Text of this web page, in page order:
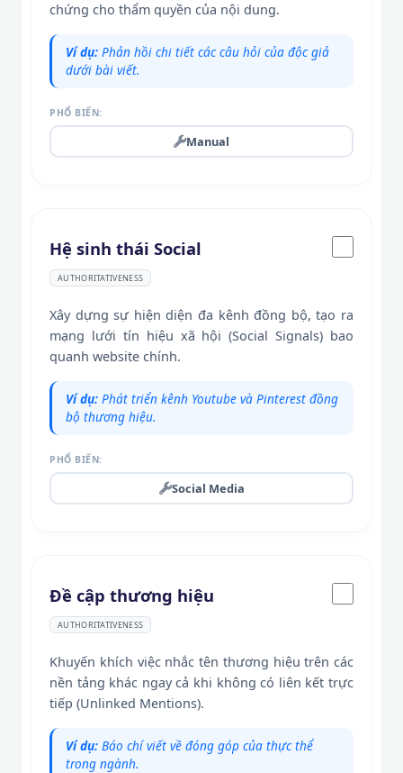
chứng cho thẩm quyền của nội dung.
Ví dụ: Phản hồi chi tiết các câu hỏi của độc giả
dưới bài viết.
PHỔ BIẾN:
Manual
Hệ sinh thái Social
AUTHORITATIVENESS
Xây dựng sự hiện diện đa kênh đồng bộ, tạo ra
mạng lưới tín hiệu xã hội (Social Signals) bao
quanh website chính.
Ví dụ: Phát triển kênh Youtube và Pinterest đồng
bộ thương hiệu.
PHỔ BIẾN:
Social Media
Đề cập thương hiệu
AUTHORITATIVENESS
Khuyến khích việc nhắc tên thương hiệu trên các
nền tảng khác ngay cả khi không có liên kết trực
tiếp (Unlinked Mentions).
Ví dụ: Báo chí viết về đóng góp của thực thể
trong ngành.